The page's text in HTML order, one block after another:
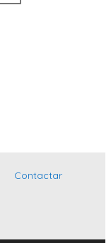
Contactar